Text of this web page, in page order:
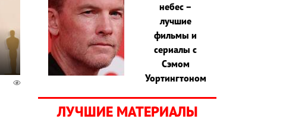
небес –
лучшие
фильмы и
сериалы с
Сэмом
Уортингтоном
ЛУЧШИЕ МАТЕРИАЛЫ